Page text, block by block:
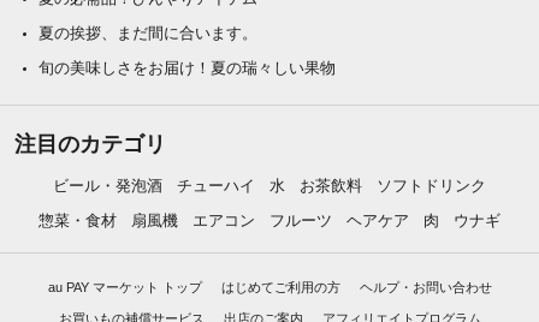
夏の挨拶、まだ間に合います。
旬の美味しさをお届け！夏の瑞々しい果物
注目のカテゴリ
ビール・発泡酒 チューハイ 水 お茶飲料
ソフトドリンク
惣菜・食材
扇風機 エアコン フルーツ ヘアケア 肉 ウナギ
au PAY マーケット トップ はじめてご利用の方 ヘルプ・お問い合わせ
お買いもの補償サービス 出店のご案内 アフィリエイトプログラム